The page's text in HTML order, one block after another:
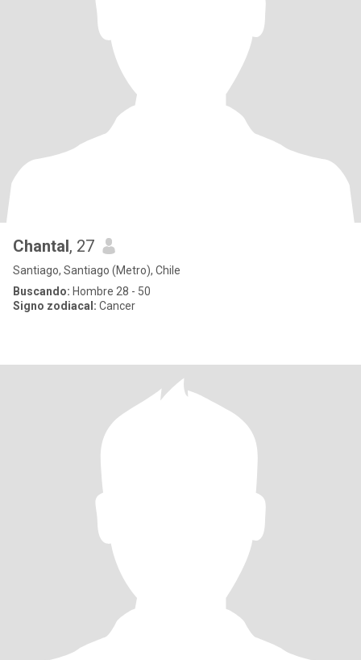
Chantal, 27
Santiago, Santiago (Metro), Chile
Buscando: Hombre 28 - 50
Signo zodiacal: Cancer